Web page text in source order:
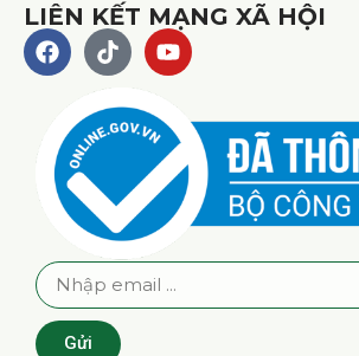
LIÊN KẾT MẠNG XÃ HỘI
Gửi